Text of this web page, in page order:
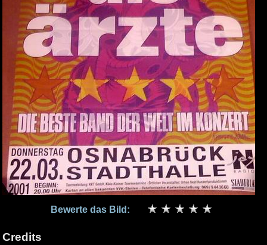
Bewerte das Bild:
Credits